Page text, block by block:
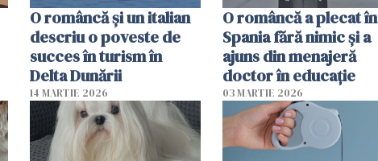
O româncă și un italian
descriu o poveste de
succes în turism în
Delta Dunării
14 MARTIE 2026
O româncă a plecat în
Spania fără nimic și a
ajuns din menajeră
doctor în educație
03 MARTIE 2026